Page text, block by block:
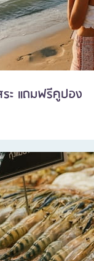
ะ แถมฟรีคูปอง